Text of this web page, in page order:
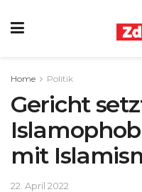
Home Politik
Gericht
mit
22. April 2022